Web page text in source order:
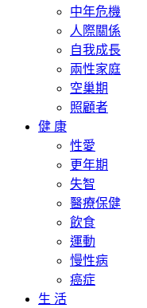
中年危機
人際關係
自我成長
兩性家庭
空巢期
照顧者
健 康
性愛
更年期
失智
醫療保健
飲食
運動
慢性病
癌症
生 活